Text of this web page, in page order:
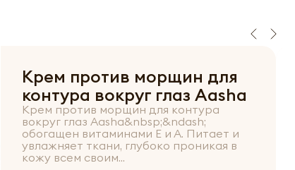
Крем против морщин для
контура вокруг глаз Aasha
Крем против морщин для контура
вокруг глаз Aasha&nbsp;&ndash;
обогащен витаминами Е и А. Питает и
увлажняет ткани, глубоко проникая в
кожу всем своим...